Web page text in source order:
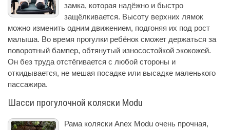
замка, которая надёжно и быстро
защёлкивается. Высоту верхних лямок
можно изменить одним движением, подгоняя их под рост
малыша. Во время прогулки ребёнок сможет держаться за
поворотный бампер, обтянутый износостойкой экокожей.
Он без труда отстёгивается с любой стороны и
откидывается, не мешая посадке или высадке маленького
пассажира.
Шасси прогулочной коляски Modu
Рама коляски Anex Modu очень прочная,